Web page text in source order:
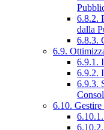
6.8.2.
dalla
6.8.3.
6.9.
6.9.1.
6.9.2.
6.9.3.
6.10.